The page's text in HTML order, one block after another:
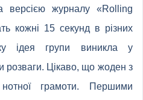
версією журналу «Rolling
кожні 15 секунд в різних
ідея групи виникла у
розваги. Цікаво, що жоден з
грамоти. Першими